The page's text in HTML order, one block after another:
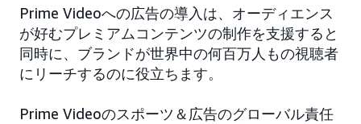
Prime Videoへの広告の導入は、オーディエンス
が好むプレミアムコンテンツの制作を支援すると
同時に、ブランドが世界中の何百万人もの視聴者
にリーチするのに役立ちます。
Prime Videoのスポーツ＆広告のグローバル責任